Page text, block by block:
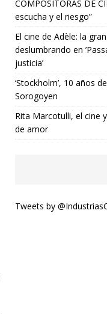
COMPOSITORAS DE
escucha y el riesgo”
El cine de Adèle: la
deslumbrando en
justicia’
‘Stockholm’, 10 años
Sorogoyen
Rita Marcotulli, el cine
de amor
Tweets by